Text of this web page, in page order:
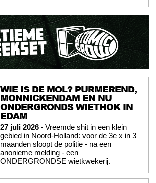
WIE IS DE MOL? PURMEREND,
MONNICKENDAM EN NU
ONDERGRONDS WIETHOK IN
EDAM
27 juli 2026 - Vreemde shit in een klein
gebied in Noord-Holland: voor de 3e x in 3
maanden sloopt de politie - na een
anonieme melding - een
ONDERGRONDSE wietkwekerij.